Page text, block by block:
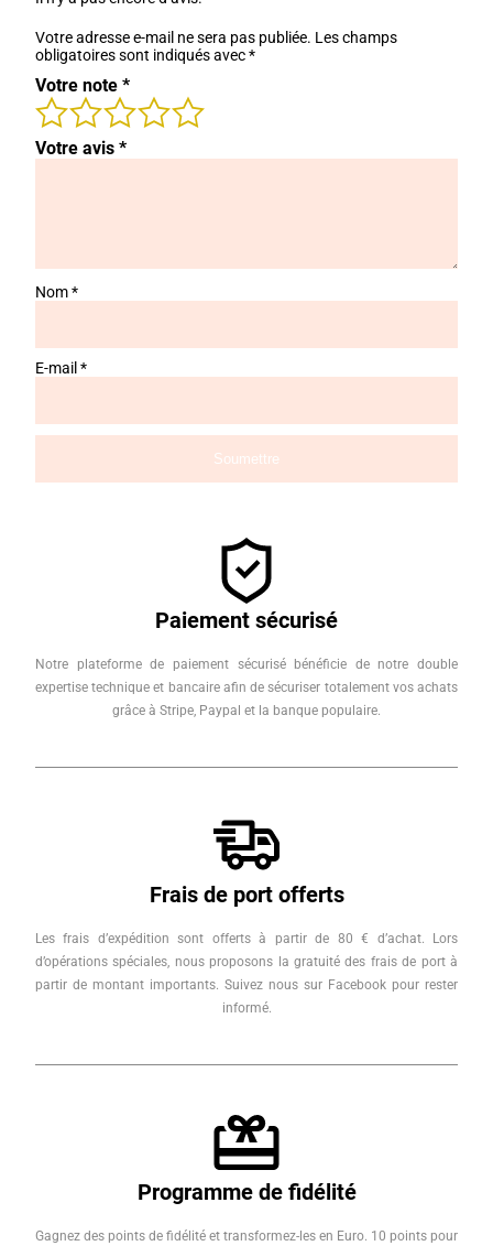
Votre adresse e-mail ne sera pas publiée. Les champs
obligatoires sont indiqués avec*
Votre note *
Votre avis *
Nom*
E-mail *
Paiement sécurisé
Notre plateforme de paiement sécurisé bénéficie de notre double
expertise technique et bancaire afin de sécuriser totalement vos achats
grâce à Stripe, Paypal et la banque populaire.
Frais de port offerts
Les frais d’expédition sont offerts à partir de 80 € d’achat. Lors
d’opérations spéciales, nous proposons la gratuité des frais de port à
partir de montant importants. Suivez nous sur Facebook pour rester
informé.
Programme de fidélité
Gagnez des points de fidélité et transformez-les en Euro. 10 points pour